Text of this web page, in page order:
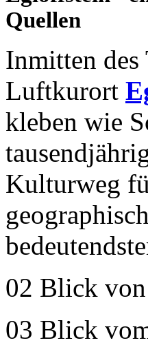
Quellen
Inmitten des
Luftkurort
kleben wie
Kulturweg
02 Blick
03 Blick